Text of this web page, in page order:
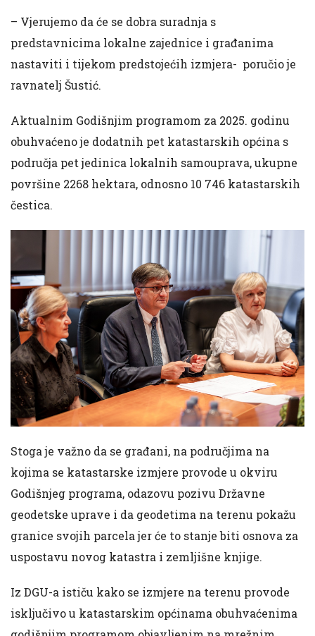
– Vjerujemo da će se dobra suradnja s
predstavnicima lokalne zajednice i građanima
nastaviti i tijekom predstojećih izmjera- poručio je
ravnatelj Šustić.
Aktualnim Godišnjim programom za 2025. godinu
obuhvaćeno je dodatnih pet katastarskih općina s
područja pet jedinica lokalnih samouprava, ukupne
površine 2268 hektara, odnosno 10 746 katastarskih
čestica.
Stoga je važno da se građani, na područjima na
kojima se katastarske izmjere provode u okviru
Godišnjeg programa, odazovu pozivu Državne
geodetske uprave i da geodetima na terenu pokažu
granice svojih parcela jer će to stanje biti osnova za
uspostavu novog katastra i zemljišne knjige.
Iz DGU-a ističu kako se izmjere na terenu provode
isključivo u katastarskim općinama obuhvaćenima